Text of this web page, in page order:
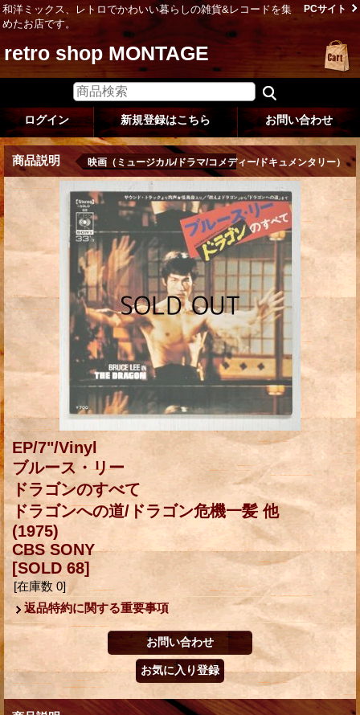
和洋ミックス、レトロでかわいい暮らしの雑貨&レコードを集
めたお店です。
PCサイト
retro shop MONTAGE
ログイン 新規登録はこちら お問い合わせ
商品説明 映画（ミュージカル/ドラマ/コメディー/ドキュメンタリー）
EP/7"/Vinyl
ブルース・リー
ドラゴンのすべて
ドラゴンへの道/ドラゴン危機一髪 他
(1975)
CBS SONY
[SOLD 68]
[在庫数 0]
返品特約に関する重要事項